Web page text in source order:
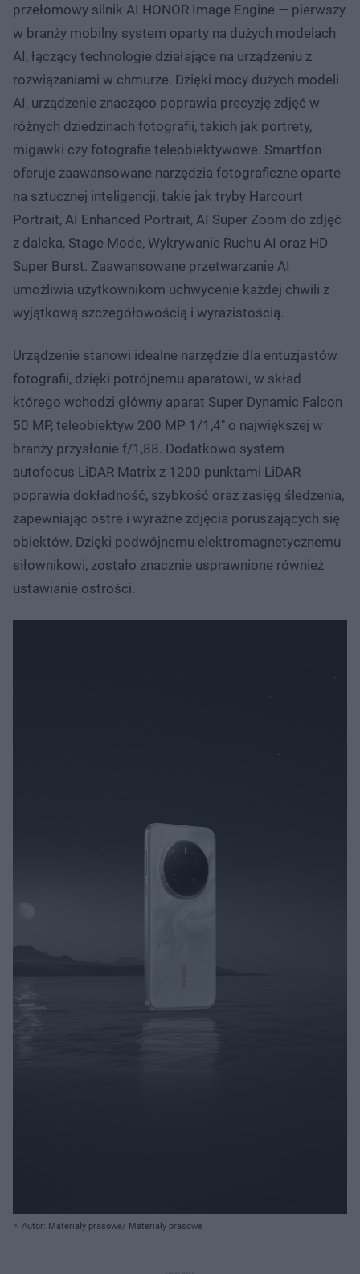
przełomowy silnik AI HONOR Image Engine — pierwszy
w branży mobilny system oparty na dużych modelach
AI, łączący technologie działające na urządzeniu z
rozwiązaniami w chmurze. Dzięki mocy dużych modeli
AI, urządzenie znacząco poprawia precyzję zdjęć w
różnych dziedzinach fotografii, takich jak portrety,
migawki czy fotografie teleobiektywowe. Smartfon
oferuje zaawansowane narzędzia fotograficzne oparte
na sztucznej inteligencji, takie jak tryby Harcourt
Portrait, AI Enhanced Portrait, AI Super Zoom do zdjęć
z daleka, Stage Mode, Wykrywanie Ruchu AI oraz HD
Super Burst. Zaawansowane przetwarzanie AI
umożliwia użytkownikom uchwycenie każdej chwili z
wyjątkową szczegółowością i wyrazistością.
Urządzenie stanowi idealne narzędzie dla entuzjastów
fotografii, dzięki potrójnemu aparatowi, w skład
którego wchodzi główny aparat Super Dynamic Falcon
50 MP, teleobiektyw 200 MP 1/1,4" o największej w
branży przysłonie f/1,88. Dodatkowo system
autofocus LiDAR Matrix z 1200 punktami LiDAR
poprawia dokładność, szybkość oraz zasięg śledzenia,
zapewniając ostre i wyraźne zdjęcia poruszających się
obiektów. Dzięki podwójnemu elektromagnetycznemu
siłownikowi, zostało znacznie usprawnione również
ustawianie ostrości.
Autor: Materiały prasowe/ Materiały prasowe